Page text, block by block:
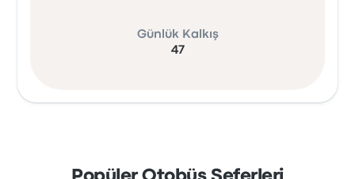
Günlük Kalkış
47